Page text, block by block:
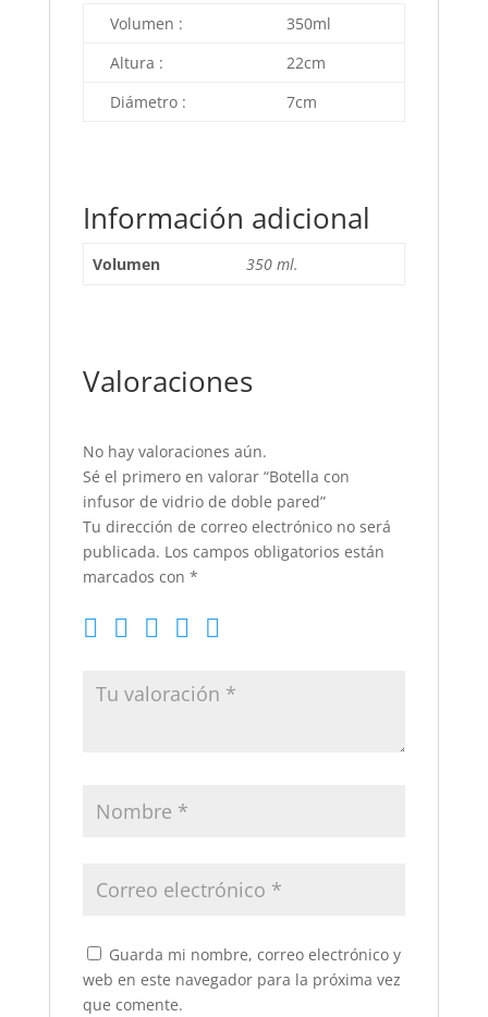
Volumen :
350ml
Altura :
22cm
Diámetro :
7cm
Información adicional
Volumen 350 ml.
Valoraciones
No hay valoraciones aún.
Sé el primero en valorar “Botella con
infusor de vidrio de doble pared”
Tu dirección de correo electrónico no será
publicada. Los campos obligatorios están
marcados con *
Guarda mi nombre, correo electrónico y
web en este navegador para la próxima vez
que comente.